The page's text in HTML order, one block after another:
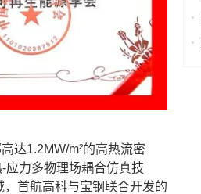
达1.2MW/m²的高热流密
力多物理场耦合仿真技
首航高科与宝钢联合开发的